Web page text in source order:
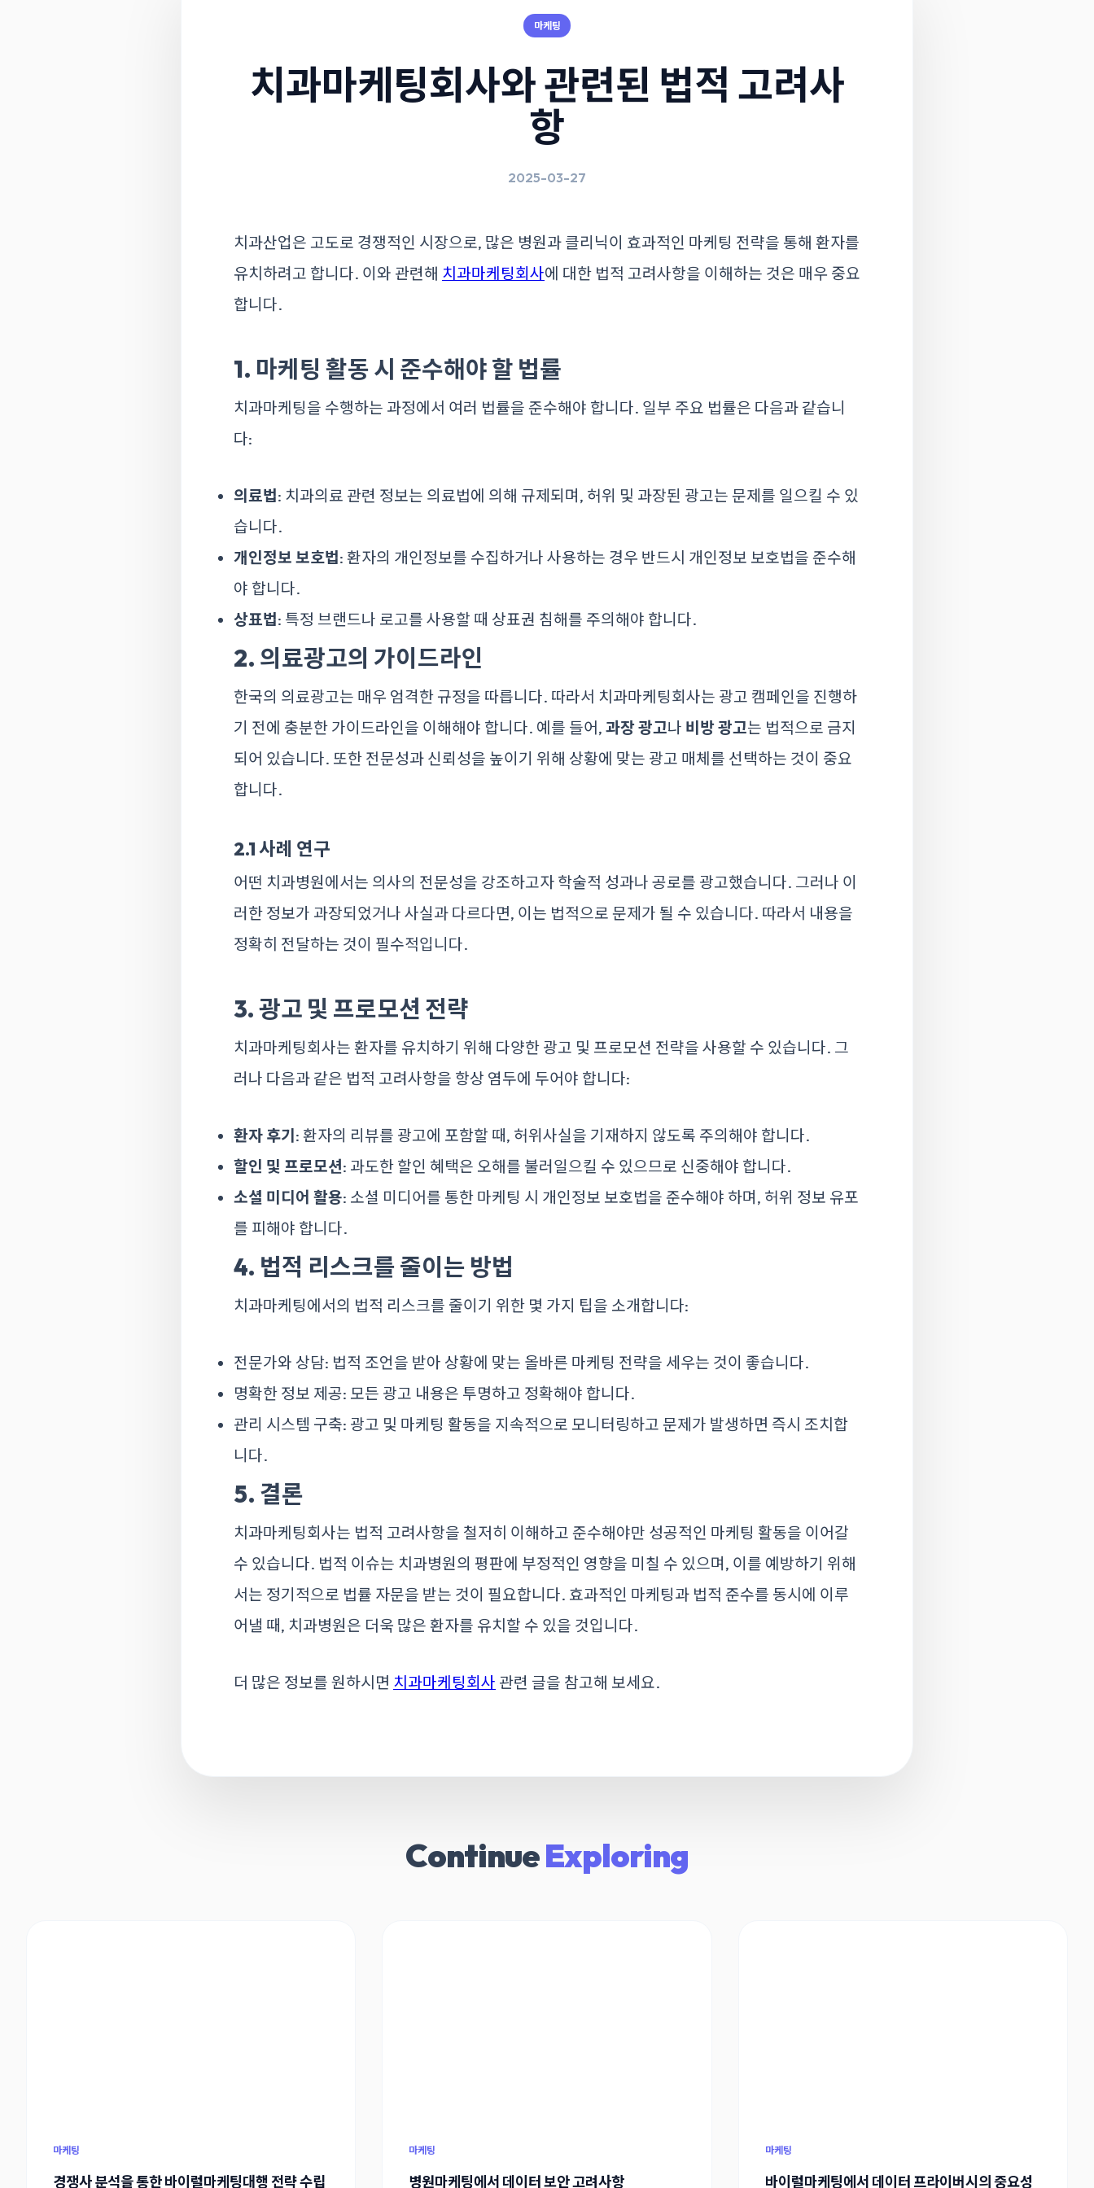
마케팅
치과마케팅회사와 관련된 법적 고려사
항
2025-03-27
치과산업은 고도로 경쟁적인 시장으로, 많은 병원과 클리닉이 효과적인 마케팅 전략을 통해 환자를
유치하려고 합니다. 이와 관련해 치과마케팅회사에 대한 법적 고려사항을 이해하는 것은 매우 중요
합니다.
1. 마케팅 활동 시 준수해야 할 법률
치과마케팅을 수행하는 과정에서 여러 법률을 준수해야 합니다. 일부 주요 법률은 다음과 같습니
다:
의료법: 치과의료 관련 정보는 의료법에 의해 규제되며, 허위 및 과장된 광고는 문제를 일으킬 수 있
습니다.
개인정보 보호법: 환자의 개인정보를 수집하거나 사용하는 경우 반드시 개인정보 보호법을 준수해
야 합니다.
상표법: 특정 브랜드나 로고를 사용할 때 상표권 침해를 주의해야 합니다.
2. 의료광고의 가이드라인
한국의 의료광고는 매우 엄격한 규정을 따릅니다. 따라서 치과마케팅회사는 광고 캠페인을 진행하
기 전에 충분한 가이드라인을 이해해야 합니다. 예를 들어, 과장 광고나 비방 광고는 법적으로 금지
되어 있습니다. 또한 전문성과 신뢰성을 높이기 위해 상황에 맞는 광고 매체를 선택하는 것이 중요
합니다.
2.1 사례 연구
어떤 치과병원에서는 의사의 전문성을 강조하고자 학술적 성과나 공로를 광고했습니다. 그러나 이
러한 정보가 과장되었거나 사실과 다르다면, 이는 법적으로 문제가 될 수 있습니다. 따라서 내용을
정확히 전달하는 것이 필수적입니다.
3. 광고 및 프로모션 전략
치과마케팅회사는 환자를 유치하기 위해 다양한 광고 및 프로모션 전략을 사용할 수 있습니다. 그
러나 다음과 같은 법적 고려사항을 항상 염두에 두어야 합니다:
환자 후기 : 환자의 리뷰를 광고에 포함할 때, 허위사실을 기재하지 않도록 주의해야 합니다.
할인 및 프로모션: 과도한 할인 혜택은 오해를 불러일으킬 수 있으므로 신중해야 합니다.
소셜 미디어 활용: 소셜 미디어를 통한 마케팅 시 개인정보 보호법을 준수해야 하며, 허위 정보 유포
를 피해야 합니다.
4. 법적 리스크를 줄이는 방법
치과마케팅에서의 법적 리스크를 줄이기 위한 몇 가지 팁을 소개합니다:
전문가와 상담: 법적 조언을 받아 상황에 맞는 올바른 마케팅 전략을 세우는 것이 좋습니다.
명확한 정보 제공: 모든 광고 내용은 투명하고 정확해야 합니다.
관리 시스템 구축: 광고 및 마케팅 활동을 지속적으로 모니터링하고 문제가 발생하면 즉시 조치합
니다.
5. 결론
치과마케팅회사는 법적 고려사항을 철저히 이해하고 준수해야만 성공적인 마케팅 활동을 이어갈
수 있습니다. 법적 이슈는 치과병원의 평판에 부정적인 영향을 미칠 수 있으며, 이를 예방하기 위해
서는 정기적으로 법률 자문을 받는 것이 필요합니다. 효과적인 마케팅과 법적 준수를 동시에 이루
어낼 때, 치과병원은 더욱 많은 환자를 유치할 수 있을 것입니다.
더 많은 정보를 원하시면 치과마케팅회사 관련 글을 참고해 보세요.
ContinueExploring
마케팅
경쟁사 분석을 통한 바이럴마케팅대행 전략 수립
마케팅
병원마케팅에서 데이터 보안 고려사항
마케팅
바이럴마케팅에서 데이터 프라이버시의 중요성